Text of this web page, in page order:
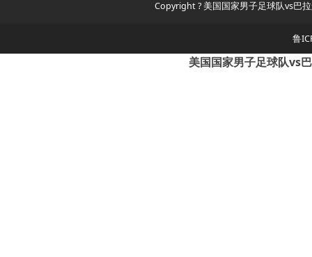
Copyright ? 美国国家男子足球队vs巴
鲁
美国国家男子足球队vs